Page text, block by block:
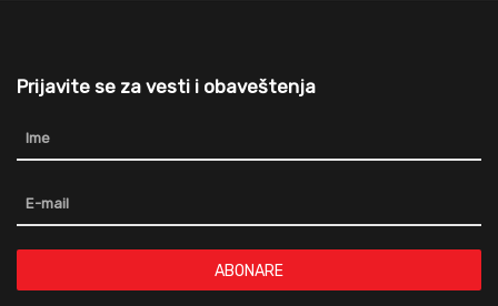
Prijavite se za vesti i obaveštenja
ABONARE